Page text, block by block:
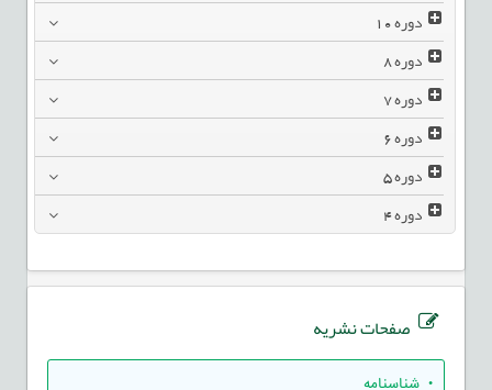
دوره10
دوره8
دوره7
دوره6
دوره5
دوره4
صفحات نشریه
• شناسنامه